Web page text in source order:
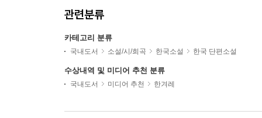
관련분류
카테고리 분류
국내도서 소설/시/희곡 한국소설 한국 단편소설
수상내역 및 미디어 추천 분류
국내도서 미디어 추천 한겨레